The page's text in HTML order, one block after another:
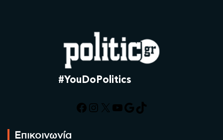
#YouDoPolitics
Facebook
Instagram
X YouTube
Google
TikTok
Επικοινωνία